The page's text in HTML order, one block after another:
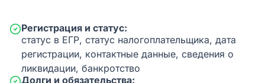
Регистрация и статус:
статус в ЕГР, статус налогоплательщика, дата
регистрации, контактные данные, сведения о
ликвидации, банкротство
Долги и обязательства: